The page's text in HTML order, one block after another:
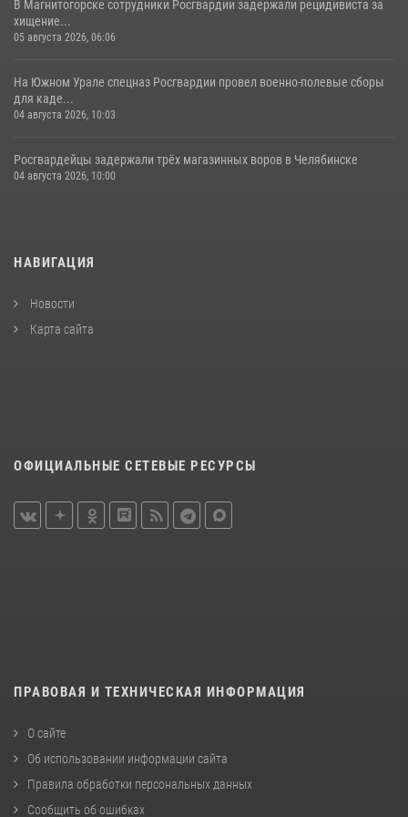
В Магнитогорске сотрудники Росгвардии задержали рецидивиста за
хищение...
05 августа 2026, 06:06
На Южном Урале спецназ Росгвардии провел военно-полевые сборы
для каде...
04 августа 2026, 10:03
Росгвардейцы задержали трёх магазинных воров в Челябинске
04 августа 2026, 10:00
НАВИГАЦИЯ
Новости
Карта сайта
ОФИЦИАЛЬНЫЕ СЕТЕВЫЕ РЕСУРСЫ
ПРАВОВАЯ И ТЕХНИЧЕСКАЯ ИНФОРМАЦИЯ
О сайте
Об использовании информации сайта
Правила обработки персональных данных
Сообщить об ошибках